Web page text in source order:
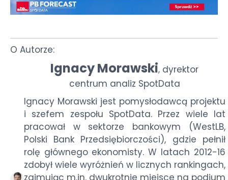
O Autorze:
Ignacy Morawski, dyrektor
centrum analiz SpotData
Ignacy Morawski jest pomysłodawcą projektu
i szefem zespołu SpotData. Przez wiele lat
pracował w sektorze bankowym (WestLB,
Polski Bank Przedsiębiorczości), gdzie pełnił
rolę głównego ekonomisty. W latach 2012-16
zdobył wiele wyróżnień w licznych rankingach,
zajmując m.in. dwukrotnie miejsce na podium